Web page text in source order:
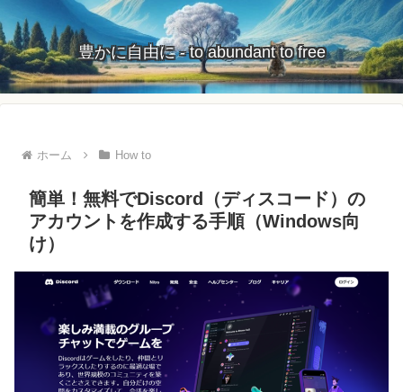
豊かに自由に - to abundant to free
ホーム How to
簡単！無料でDiscord（ディスコード）の
アカウントを作成する手順（Windows向
け）